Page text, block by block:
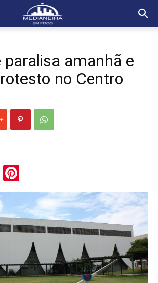
paralisa amanhã e
no Centro
WhatsApp